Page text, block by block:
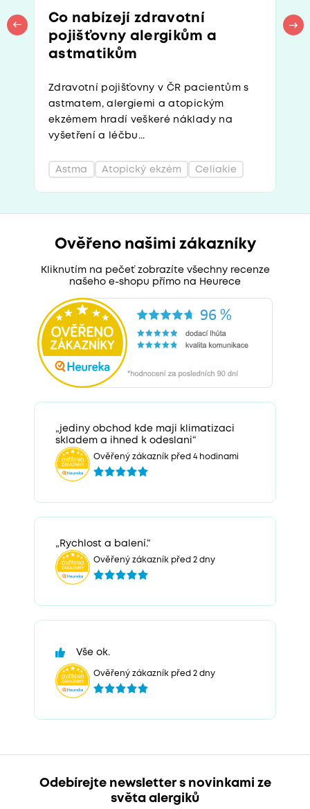
Co nabízejí zdravotní
pojišťovny alergikům a
astmatikům
Zdravotní pojišťovny v ČR pacientům s
astmatem, alergiemi a atopickým
ekzémem hradí veškeré náklady na
vyšetření a léčbu...
Astma Atopický ekzém Celiakie
Ověřeno našimi zákazníky
Kliknutím na pečeť zobrazíte všechny recenze
našeho e-shopu přímo na Heurece
„jediny obchod kde maji klimatizaci
skladem a ihned k odeslani“
Ověřený zákazník před 4 hodinami
„Rychlost a balení.“
Ověřený zákazník před 2 dny
Vše ok.
Ověřený zákazník před 2 dny
Odebírejte newsletter s novinkami ze
světa alergiků